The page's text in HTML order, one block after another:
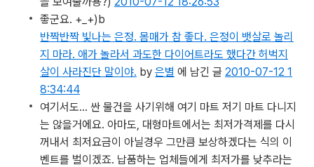
좋군요. +_+)b
반짝반짝 빛나는 은정. 몸매가 참 좋다. 은정이 뱃살로 놀리
지 마라. 애가 놀라서 과도한 다이어트라도 했다간 허벅지
살이 사라진단 말이야. by 은별 에 남긴 글 2010-07-12 1
8:34:44
여기서도… 싼 물건을 사기위해 여기 마트 저기 마트 다니지
는 않을거에요. 아마도, 대형마트에서는 최저가격제를 다시
꺼내서 최저요금이 아닐경우 그만큼 보상하겠다는 식의 이
벤트를 벌이겠죠. 납품하는 업체들에게 최저가를 낮추라는